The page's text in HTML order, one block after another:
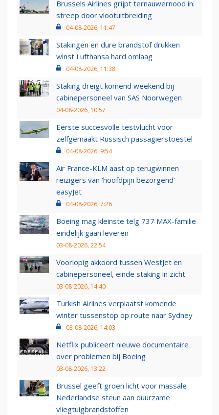
Brussels Airlines grijpt ternauwernood in:
streep door vlootuitbreiding
04-08-2026, 11:47
Stakingen en dure brandstof drukken
winst Lufthansa hard omlaag
04-08-2026, 11:38
Staking dreigt komend weekend bij
cabinepersoneel van SAS Noorwegen
04-08-2026, 10:57
Eerste succesvolle testvlucht voor
zelfgemaakt Russisch passagierstoestel
04-08-2026, 9:54
Air France-KLM aast op terugwinnen
reizigers van ‘hoofdpijn bezorgend’
easyJet
04-08-2026, 7:26
Boeing mag kleinste telg 737 MAX-familie
eindelijk gaan leveren
03-08-2026, 22:54
Voorlopig akkoord tussen WestJet en
cabinepersoneel, einde staking in zicht
03-08-2026, 14:40
Turkish Airlines verplaatst komende
winter tussenstop op route naar Sydney
03-08-2026, 14:03
Netflix publiceert nieuwe documentaire
over problemen bij Boeing
03-08-2026, 13:22
Brussel geeft groen licht voor massale
Nederlandse steun aan duurzame
vliegtuigbrandstoffen